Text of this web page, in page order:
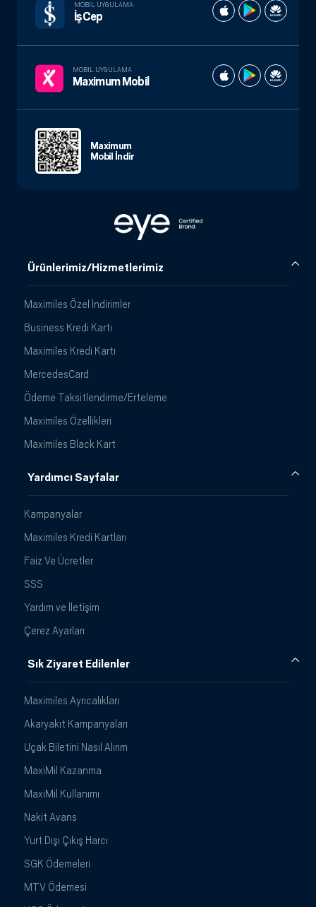
Ürünlerimiz/Hizmetlerimiz
Maximiles Özel İndirimler
Business Kredi Kartı
Maximiles Kredi Kartı
MercedesCard
Ödeme Taksitlendirme/Erteleme
Maximiles Özellikleri
Maximiles Black Kart
Yardımcı Sayfalar
Kampanyalar
Maximiles Kredi Kartları
Faiz Ve Ücretler
SSS
Yardım ve İletişim
Çerez Ayarları
Sık Ziyaret Edilenler
Maximiles Ayrıcalıkları
Akaryakıt Kampanyaları
Uçak Biletini Nasıl Alırım
MaxiMil Kazanma
MaxiMil Kullanımı
Nakit Avans
Yurt Dışı Çıkış Harcı
SGK Ödemeleri
MTV Ödemesi
MOBIL UYGULAMA
İşCep
MOBIL UYGULAMA
Maximum Mobil
Maximum
Mobil İndir